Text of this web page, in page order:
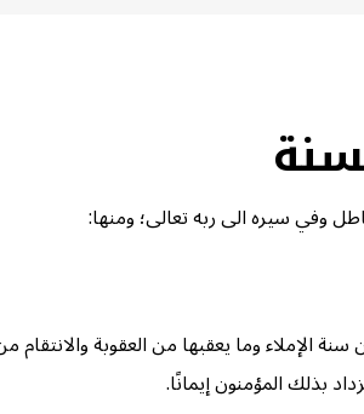
وفي سيره الى ربه تعالى؛ ومنها:
سنة الإملاء وما يعقبها من العقوبة
بذلك المؤمنون إيمانًا.